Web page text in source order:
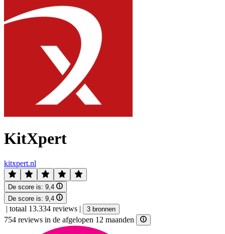
KitXpert
kitxpert.nl
De score is: 9,4
De score is: 9,4
| totaal 13.334 reviews | 3 bronnen
754 reviews in de afgelopen 12 maanden